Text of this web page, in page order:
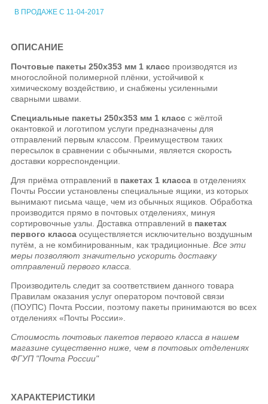
В ПРОДАЖЕ С 11-04-2017
ОПИСАНИЕ
Почтовые пакеты 250х353 мм 1 класс производятся из
многослойной полимерной плёнки, устойчивой к
химическому воздействию, и снабжены усиленными
сварными швами.
Специальные пакеты 250х353 мм 1 класс с жёлтой
окантовкой и логотипом услуги предназначены для
отправлений первым классом. Преимуществом таких
пересылок в сравнении с обычными, является скорость
доставки корреспонденции.
Для приёма отправлений в пакетах 1 класса в отделениях
Почты России установлены специальные ящики, из которых
вынимают письма чаще, чем из обычных ящиков. Обработка
производится прямо в почтовых отделениях, минуя
сортировочные узлы. Доставка отправлений в пакетах
первого класса осуществляется исключительно воздушным
путём, а не комбинированным, как традиционные.Все эти
меры позволяют значительно ускорить доставку
отправлений первого класса.
Производитель следит за соответствием данного товара
Правилам оказания услуг оператором почтовой связи
(ПОУПС) Почта России, поэтому пакеты принимаются во всех
отделениях «Почты России».
Cтоимость почтовых пакетов первого класса в нашем
магазине существенно ниже, чем в почтовых отделениях
ФГУП "Почта России"
ХАРАКТЕРИСТИКИ